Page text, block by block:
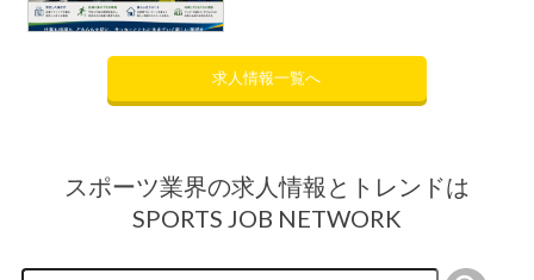
求人情報一覧へ
スポーツ業界の求人情報とトレンドは
SPORTS JOB NETWORK